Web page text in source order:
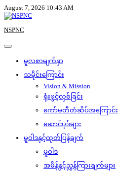
Skip
to
August 7, 2026 10:43 AM
NSPNC
မူလစာမျက်နှာ
သမိုင်းကြောင်း
Vision & Mission
ရုံးဖွင့်လှစ်ခြင်း
ကော်မတီတံဆိပ်အကြောင်း
ဆောင်ပုဒ်များ
မူဝါဒနှင့်ထုတ်ပြန်ချက်
မူဝါဒ
အမိန့်နှင့်ညွှန်ကြားချက်များ